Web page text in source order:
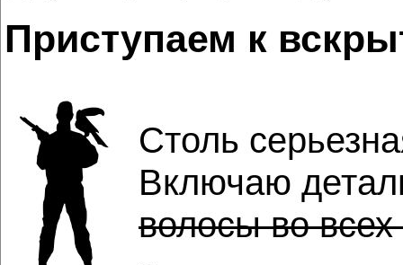
Приступаем к
Столь
Включаю
волосы во всех